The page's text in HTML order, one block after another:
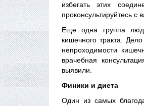
избегать этих
проконсультируйтесь
Еще одна группа
кишечного тракта.
непроходимости
врачебная
выявили.
Финики и диета
Один из самых